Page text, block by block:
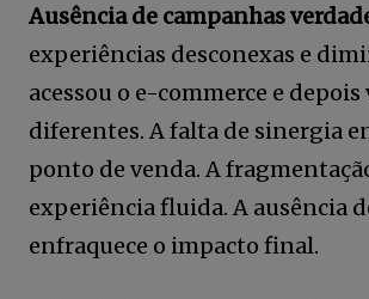
Ausência de campanhas
experiências desconexas e
acessou o e-commerce e
diferentes. A falta de sinergia
ponto de venda. A
experiência fluida. A ausência
enfraquece o impacto final.